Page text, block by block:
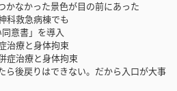
かなかった景色が目の前にあった
科救急病棟でも
書」を導入
治療と身体拘束
症治療と身体拘束
ら後戻りはできない。だから入口が大事